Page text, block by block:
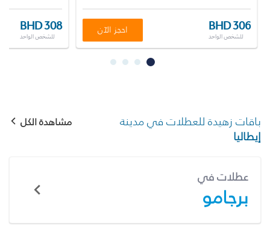
BHD 308
للشخص الواحد
BHD 306
للشخص الواحد
احجز الآن
باقات زهيدة للعطلات في مدينة
إيطاليا
مشاهدة الكل
عطلات في
برجامو